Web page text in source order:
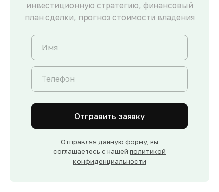
инвестиционную стратегию, финансовый
план сделки, прогноз стоимости владения
Отправить заявку
Отправляя данную форму, вы
соглашаетесь с нашей политикой
конфиденциальности